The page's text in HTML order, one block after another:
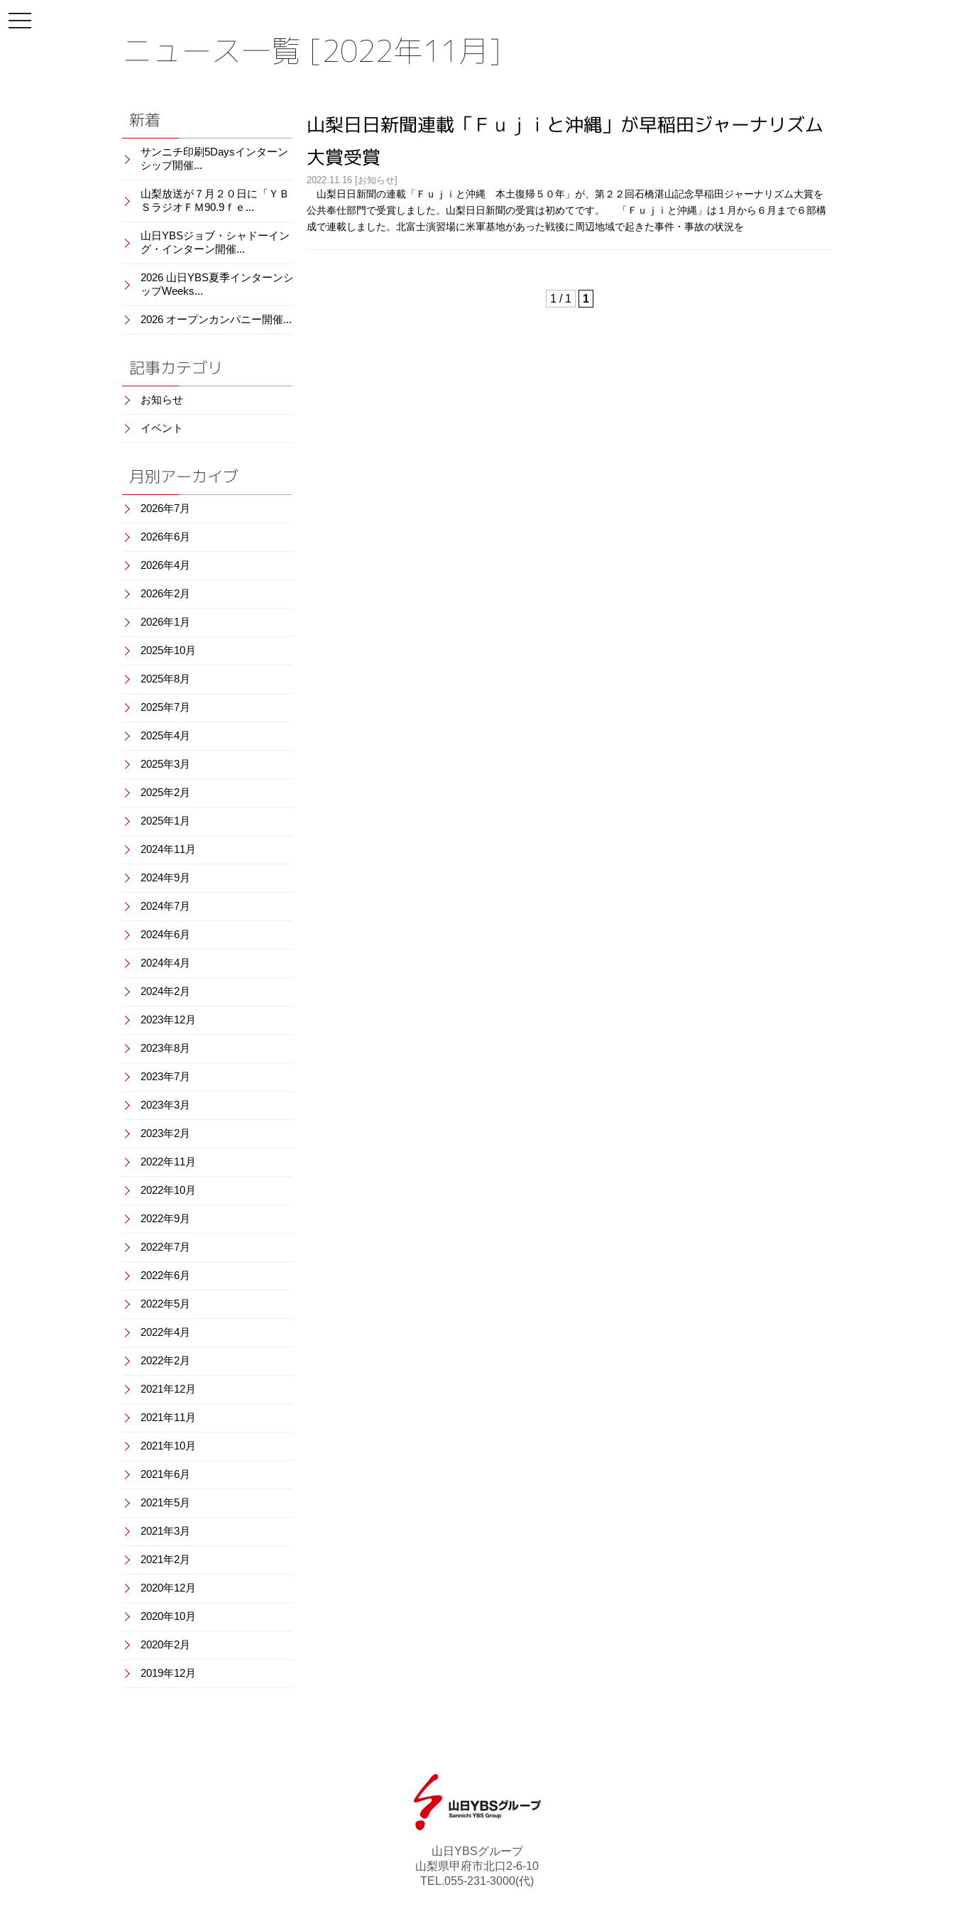
toggle
navigation
ニュース一覧 [2022年11月]
山梨日日新聞連載「Ｆｕｊｉと沖縄」が早稲田ジャーナリズム
大賞受賞
2022.11.16 [お知らせ]
山梨日日新聞の連載「Ｆｕｊｉと沖縄 本土復帰５０年」が、第２２回石橋湛山記念早稲田ジャーナリズム大賞を
公共奉仕部門で受賞しました。山梨日日新聞の受賞は初めてです。 「Ｆｕｊｉと沖縄」は１月から６月まで６部構
成で連載しました。北富士演習場に米軍基地があった戦後に周辺地域で起きた事件・事故の状況を
1 / 1 1
新着
サンニチ印刷5Daysインターン
シップ開催...
山梨放送が７月２０日に「ＹＢ
ＳラジオＦＭ90.9ｆｅ...
山日YBSジョブ・シャドーイン
グ・インターン開催...
2026 山日YBS夏季インターンシ
ップWeeks...
2026 オープンカンパニー開催...
記事カテゴリ
お知らせ
イベント
月別アーカイブ
2026年7月
2026年6月
2026年4月
2026年2月
2026年1月
2025年10月
2025年8月
2025年7月
2025年4月
2025年3月
2025年2月
2025年1月
2024年11月
2024年9月
2024年7月
2024年6月
2024年4月
2024年2月
2023年12月
2023年8月
2023年7月
2023年3月
2023年2月
2022年11月
2022年10月
2022年9月
2022年7月
2022年6月
2022年5月
2022年4月
2022年2月
2021年12月
2021年11月
2021年10月
2021年6月
2021年5月
2021年3月
2021年2月
2020年12月
2020年10月
2020年2月
2019年12月
山日YBSグループ
山梨県甲府市北口2-6-10
TEL.055-231-3000(代)